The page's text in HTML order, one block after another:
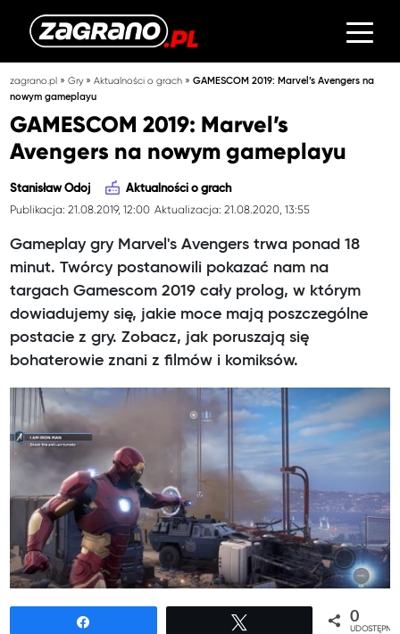
zagrano.pl »Gry»Aktualności o grach »GAMESCOM 2019: Marvel’s Avengers na
nowym gameplayu
GAMESCOM 2019: Marvel’s
Avengers na nowym gameplayu
Stanisław Odoj Aktualności o grach
Publikacja: 21.08.2019, 12:00 Aktualizacja: 21.08.2020, 13:55
Gameplay gry Marvel's Avengers trwa ponad 18
minut. Twórcy postanowili pokazać nam na
targach Gamescom 2019 cały prolog, w którym
dowiadujemy się, jakie moce mają poszczególne
postacie z gry. Zobacz, jak poruszają się
bohaterowie znani z filmów i komiksów.
0